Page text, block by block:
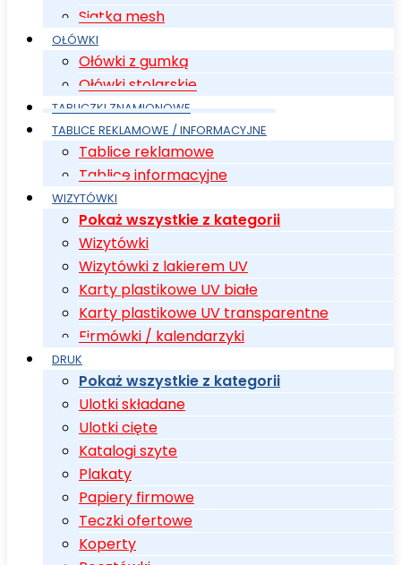
Siatka mesh
OŁÓWKI
Ołówki z gumką
Ołówki stolarskie
TABLICZKI ZNAMIONOWE
TABLICE REKLAMOWE / INFORMACYJNE
Tablice reklamowe
Tablice informacyjne
WIZYTÓWKI
Pokaż wszystkie z kategorii
Wizytówki
Wizytówki z lakierem UV
Karty plastikowe UV białe
Karty plastikowe UV transparentne
Firmówki / kalendarzyki
DRUK
Pokaż wszystkie z kategorii
Ulotki składane
Ulotki cięte
Katalogi szyte
Plakaty
Papiery firmowe
Teczki ofertowe
Koperty